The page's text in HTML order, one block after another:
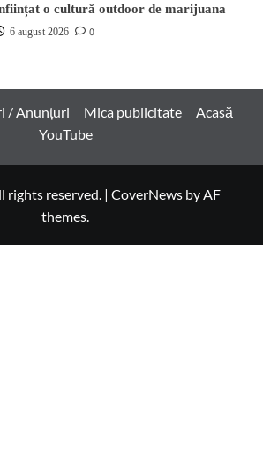
o cultură outdoor de marijuana
6 august 2026 0
/ Anunțuri Mica publicitate
Acasă
YouTube
rights reserved. | CoverNews by AF
themes.